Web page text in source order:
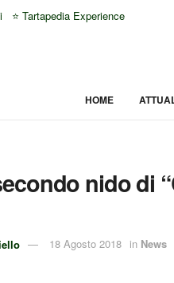
⭐ Tartapedia Experience
HOME
nido di
18 Agosto 2018 in News